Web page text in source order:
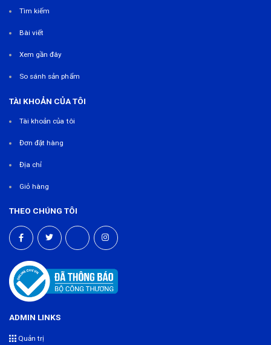
Tìm kiếm
Bài viết
Xem gần đây
So sánh sản phẩm
TÀI KHOẢN CỦA TÔI
Tài khoản của tôi
Đơn đặt hàng
Địa chỉ
Giỏ hàng
THEO CHÚNG TÔI
ADMIN LINKS
Quản trị